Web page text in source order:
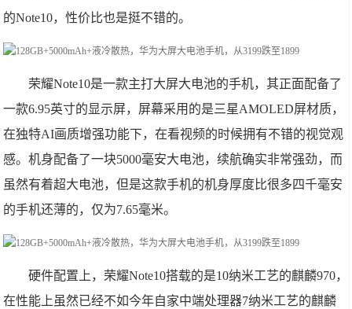
的Note10，性价比也是挺不错的。
荣耀Note10是一款主打大屏大电池的手机，其正面配备了
一款6.95英寸的显示屏，屏幕采用的是三星AMOLED屏材质，
在独特AI画质增强功能下，在看视频的时候拥有不错的视觉观
感。机身配备了一块5000毫安大电池，续航确实非常强劲，而
虽然有着超大电池，但是这款手机的机身厚度比很多四千毫安
的手机还薄的，仅为7.65毫米。
硬件配置上，荣耀Note10搭载的是10纳米工艺的麒麟970，
在性能上虽然已经不如今年自家中端处理器7纳米工艺的麒麟